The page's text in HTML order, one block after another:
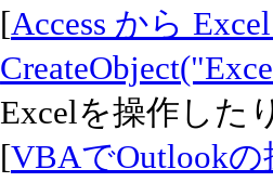
[Access から
Excelを操作した
[VBAでOutlookの